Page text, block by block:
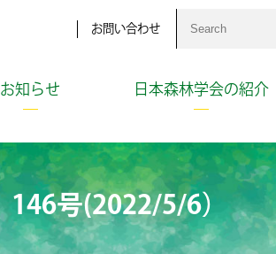
お問い合わせ
お知らせ 日本森林学会の紹介
146号(2022/5/6）